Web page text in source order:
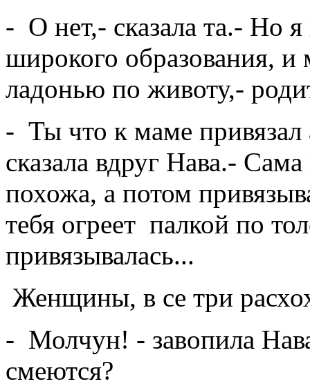
- О нет,- сказала та.- Но я
широкого образования, и
ладонью по животу,-
- Ты что к маме привязал
сказала вдруг Нава.-
похожа, а потом
тебя oгpeeт палкой по
привязывалась...
Женщины, в се три
- Молчун! - завопила
смеются?